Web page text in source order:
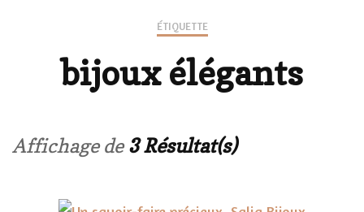
ÉTIQUETTE
bijoux élégants
Affichage de3 Résultat(s)